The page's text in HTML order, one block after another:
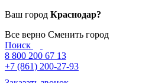
Ваш город Краснодар?
Все верно Сменить город
Поиск
8 800 200 67 13
+7 (861) 200-27-93